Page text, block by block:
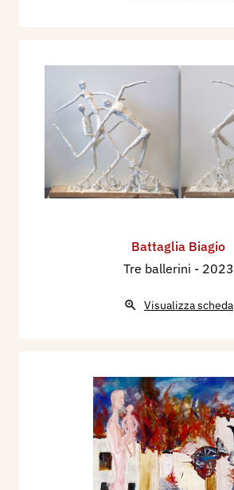
Battaglia Biagio
Tre ballerini - 2023
Visualizza scheda